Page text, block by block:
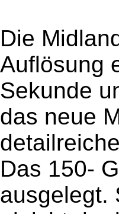
Die
Auflösung
Sekunde
das neue
Das 150-
ausgelegt.